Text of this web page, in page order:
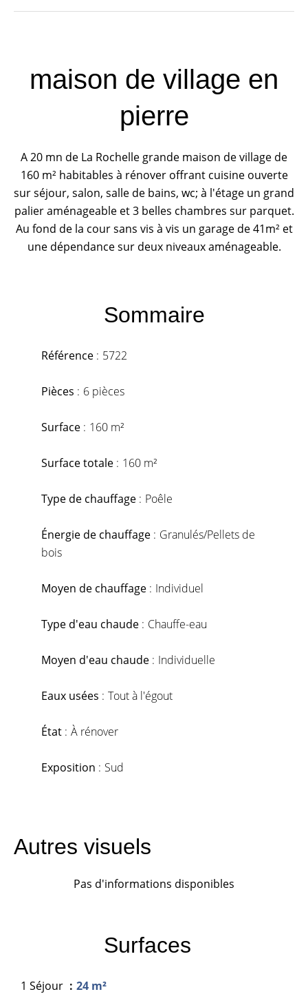
maison de village en
pierre
A 20 mn de La Rochelle grande maison de village de
160 m² habitables à rénover offrant cuisine ouverte
sur séjour, salon, salle de bains, wc; à l'étage un grand
palier aménageable et 3 belles chambres sur parquet.
Au fond de la cour sans vis à vis un garage de 41m² et
une dépendance sur deux niveaux aménageable.
Sommaire
Référence 5722
Pièces 6 pièces
Surface 160 m²
Surface totale 160 m²
Type de chauffage Poêle
Énergie de chauffage
Granulés/Pellets de
bois
Moyen de chauffage Individuel
Type d'eau chaude Chauffe-eau
Moyen d'eau chaude Individuelle
Eaux usées Tout à l'égout
État À rénover
Exposition Sud
Autres visuels
Pas d'informations disponibles
Surfaces
1 Séjour 24 m²